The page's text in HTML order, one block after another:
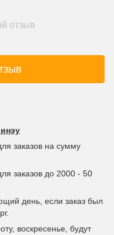
отзыв
заказов на сумму
заказов до 2000 - 50
день, если заказ был
воскресенье, будут